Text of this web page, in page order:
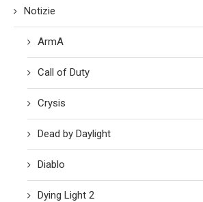
Notizie
ArmA
Call of Duty
Crysis
Dead by Daylight
Diablo
Dying Light 2